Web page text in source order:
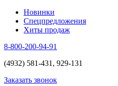
Новинки
Спецпредложения
Хиты продаж
8-800-200-94-91
(4932) 581-431, 929-131
Заказать звонок